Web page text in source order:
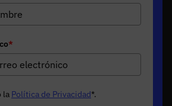
*
la Política de Privacidad*.